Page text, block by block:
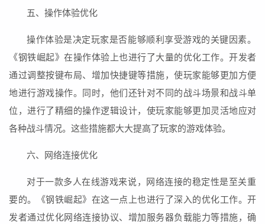
五、操作体验优化
操作体验是决定玩家是否能够顺利享受游戏的关键因素。
《钢铁崛起》在操作体验上也进行了大量的优化工作。开发者
通过调整按键布局、增加快捷键等措施，使玩家能够更加方便
地进行游戏操作。同时，他们还针对不同的战斗场景和战斗单
位，进行了精细的操作逻辑设计，使玩家能够更加灵活地应对
各种战斗情况。这些措施都大大提高了玩家的游戏体验。
六、网络连接优化
对于一款多人在线游戏来说，网络连接的稳定性是至关重
要的。《钢铁崛起》在这一点上也进行了深入的优化工作。开
发者通过优化网络连接协议、增加服务器负载能力等措施，确